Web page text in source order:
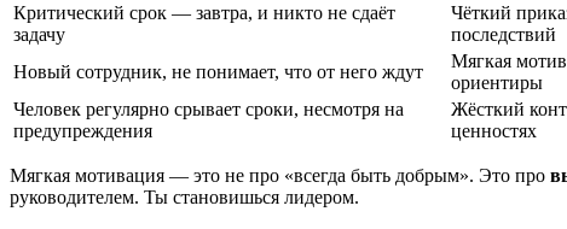
Критический срок — завтра, и никто не сдаёт
задачу
Чёткий
последствий
Новый сотрудник, не понимает, что от него ждут
Мягкая
ориентиры
Человек регулярно срывает сроки, несмотря на
предупреждения
Жёсткий
ценностях
Мягкая мотивация — это не про «всегда быть добрым». Это про
руководителем. Ты становишься лидером.